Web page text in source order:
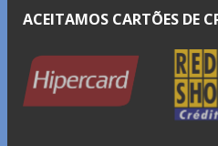
ACEITAMOS CARTÕES DE